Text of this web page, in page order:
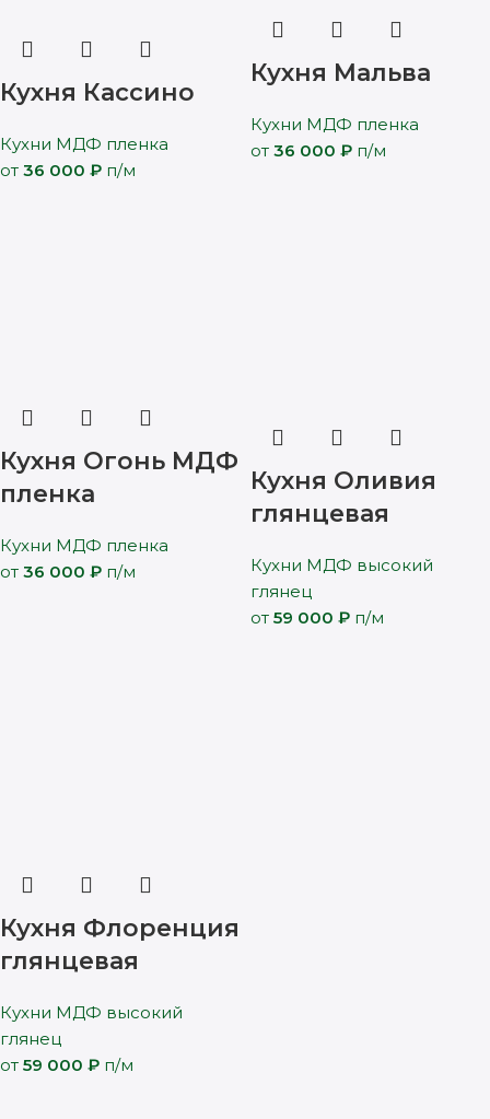
Кухня Кассино
Кухни МДФ пленка
от 36 000 ₽ п/м
Кухня Мальва
Кухни МДФ пленка
от 36 000 ₽ п/м
Кухня Огонь МДФ
пленка
Кухни МДФ пленка
от 36 000 ₽ п/м
Кухня Оливия
глянцевая
Кухни МДФ высокий
глянец
от 59 000 ₽ п/м
Кухня Флоренция
глянцевая
Кухни МДФ высокий
глянец
от 59 000 ₽ п/м